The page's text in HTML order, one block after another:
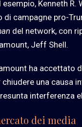
Kenneth R.
di campagne pro-
del network, con
Jeff Shell.
ha accettato
una causa
interferenza
dei media